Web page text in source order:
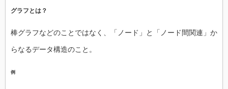
グラフとは？
棒グラフなどのことではなく、「ノード」と「ノード間関連」か
らなるデータ構造のこと。
例